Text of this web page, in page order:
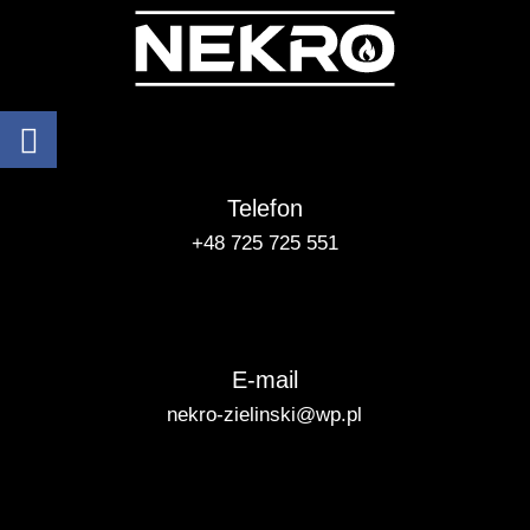
Telefon
+48 725 725 551
E-mail
nekro-zielinski@wp.pl